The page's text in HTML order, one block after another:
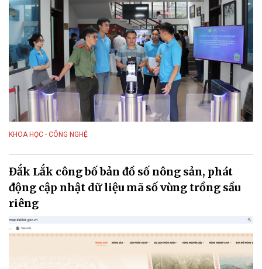
KHOA HỌC - CÔNG NGHỆ
Đắk Lắk công bố bản đồ số nông sản, phát
động cập nhật dữ liệu mã số vùng trồng sầu
riêng